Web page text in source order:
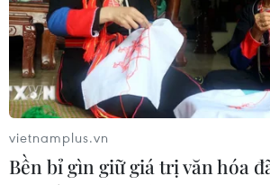
em, một số thanh niên nước ngoài
nên cực đoan hóa.
vietnamplus.vn
Bền bỉ gìn giữ giá trị văn hóa